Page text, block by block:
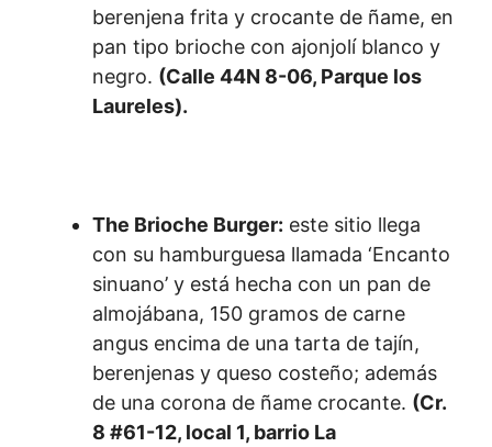
berenjena frita y crocante de ñame, en
pan tipo brioche con ajonjolí blanco y
negro. (Calle 44N 8-06, Parque los
Laureles).
The Brioche Burger: este sitio llega
con su hamburguesa llamada ‘Encanto
sinuano’ y está hecha con un pan de
almojábana, 150 gramos de carne
angus encima de una tarta de tajín,
berenjenas y queso costeño; además
de una corona de ñame crocante. (Cr.
8 #61-12, local 1, barrio La